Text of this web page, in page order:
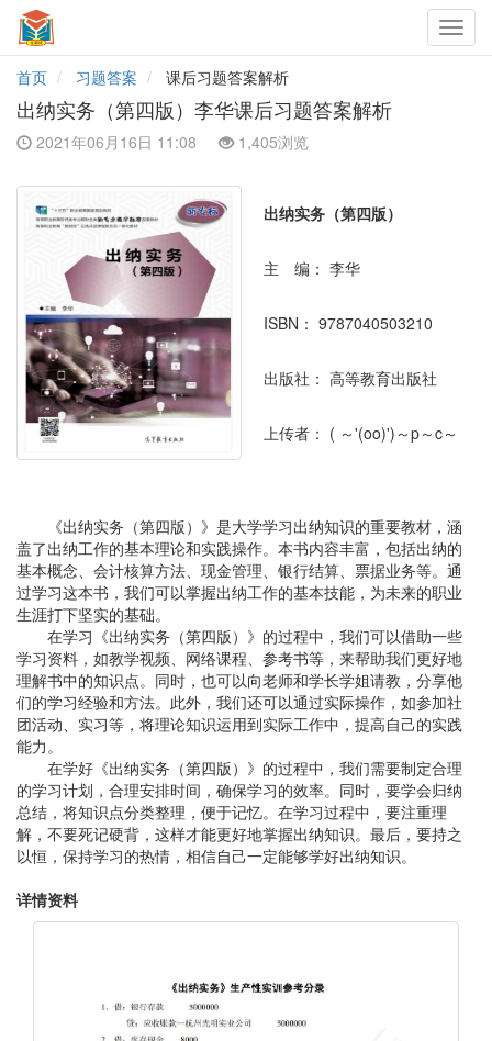
首页
习题答案 课后习题答案解析
出纳实务（第四版）李华课后习题答案解析
2021年06月16日 11:08 1,405浏览
出纳实务（第四版）
主 编： 李华
ISBN： 9787040503210
出版社： 高等教育出版社
上传者： ( ～'(oo)')～p～c～
《出纳实务（第四版）》是大学学习出纳知识的重要教材，涵
盖了出纳工作的基本理论和实践操作。本书内容丰富，包括出纳的
基本概念、会计核算方法、现金管理、银行结算、票据业务等。通
过学习这本书，我们可以掌握出纳工作的基本技能，为未来的职业
生涯打下坚实的基础。
在学习《出纳实务（第四版）》的过程中，我们可以借助一些
学习资料，如教学视频、网络课程、参考书等，来帮助我们更好地
理解书中的知识点。同时，也可以向老师和学长学姐请教，分享他
们的学习经验和方法。此外，我们还可以通过实际操作，如参加社
团活动、实习等，将理论知识运用到实际工作中，提高自己的实践
能力。
在学好《出纳实务（第四版）》的过程中，我们需要制定合理
的学习计划，合理安排时间，确保学习的效率。同时，要学会归纳
总结，将知识点分类整理，便于记忆。在学习过程中，要注重理
解，不要死记硬背，这样才能更好地掌握出纳知识。最后，要持之
以恒，保持学习的热情，相信自己一定能够学好出纳知识。
详情资料